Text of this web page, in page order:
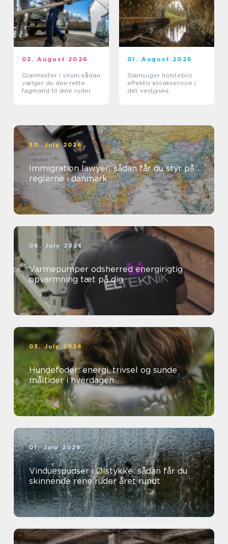
02. August 2026
Glarmester i virum sådan
vælger du den rette
fagmand til dine ruder
01. August 2026
Slamsuger holstebro
effektiv kloakservice i
det vestjyske
30. July 2026
Immigration lawyer: sådan får du styr på
reglerne i danmark
06. July 2026
Varmepumper odsherred energirigtig
opvarmning tæt på dig
03. July 2026
Hundefoder: energi, trivsel og sunde
måltider i hverdagen
01. July 2026
Vinduespudser i Ølstykke: sådan får du
skinnende rene ruder året rundt